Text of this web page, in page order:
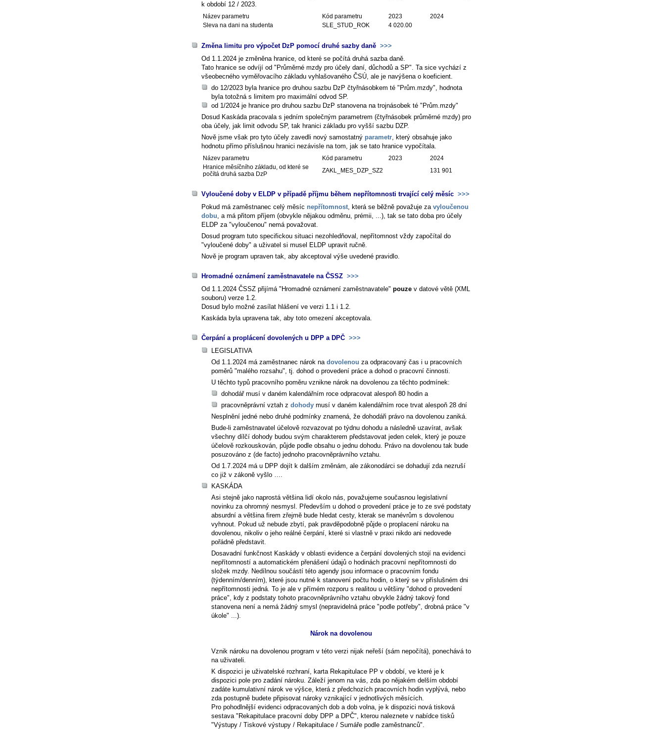
k období 12 / 2023.
Název parametru Kód parametru 2023
2024
Sleva na dani na studenta
SLE_STUD_ROK 4 020.00
Změna limitu pro výpočet DzP pomocí druhé sazby daně >>>
Od 1.1.2024 je změněna hranice, od které se počítá druhá sazba daně.
Tato hranice se odvíjí od "Průměrné mzdy pro účely daní, důchodů a SP". Ta sice vychází z
všeobecného vyměřovacího základu vyhlašovaného ČSÚ, ale je navýšena o koeficient.
do 12/2023 byla hranice pro druhou sazbu DzP čtyřnásobkem té "Prům.mzdy", hodnota
byla totožná s limitem pro maximální odvod SP.
od 1/2024 je hranice pro druhou sazbu DzP stanovena na trojnásobek té "Prům.mzdy"
Dosud Kaskáda pracovala s jedním společným parametrem (čtyřnásobek průměrné mzdy) pro
oba účely, jak limit odvodu SP, tak hranici základu pro vyšší sazbu DZP.
Nově jsme však pro tyto účely zavedli nový samostatný parametr , který obsahuje jako
hodnotu přímo příslušnou hranici nezávisle na tom, jak se tato hranice vypočítala.
Název parametru Kód parametru 2023
2024
Hranice měsíčního základu, od které se
počítá druhá sazba DzP
ZAKL_MES_DZP_SZ2 131 901
Vyloučené doby v ELDP v případě příjmu během nepřítomnosti trvající celý měsíc >>>
Pokud má zaměstnanec celý měsíc nepřítomnost , která se běžně považuje za vyloučenou
dobu , a má přitom příjem (obvykle nějakou odměnu, prémii, ...), tak se tato doba pro účely
ELDP za "vyloučenou" nemá považovat.
Dosud program tuto specifickou situaci nezohledňoval, nepřítomnost vždy započítal do
"vyloučené doby" a uživatel si musel ELDP upravit ručně.
Nově je program upraven tak, aby akceptoval výše uvedené pravidlo.
Hromadné oznámení zaměstnavatele na ČSSZ >>>
Od 1.1.2024 ČSSZ přijímá "Hromadné oznámení zaměstnavatele" pouze v datové větě (XML
souboru) verze 1.2.
Dosud bylo možné zasílat hlášení ve verzi 1.1 i 1.2.
Kaskáda byla upravena tak, aby toto omezení akceptovala.
Čerpání a proplácení dovolených u DPP a DPČ >>>
LEGISLATIVA
Od 1.1.2024 má zaměstnanec nárok na dovolenou za odpracovaný čas i u pracovních
poměrů "malého rozsahu", tj. dohod o provedení práce a dohod o pracovní činnosti.
U těchto typů pracovního poměru vznikne nárok na dovolenou za těchto podmínek:
dohodář musí v daném kalendářním roce odpracovat alespoň 80 hodin a
pracovněprávní vztah z dohody musí v daném kalendářním roce trvat alespoň 28 dní
Nesplnění jedné nebo druhé podmínky znamená, že dohodáři právo na dovolenou zaniká.
Bude-li zaměstnavatel účelově rozvazovat po týdnu dohodu a následně uzavírat, avšak
všechny dílčí dohody budou svým charakterem představovat jeden celek, který je pouze
účelově rozkouskován, půjde podle obsahu o jednu dohodu. Právo na dovolenou tak bude
posuzováno z (de facto) jednoho pracovněprávního vztahu.
Od 1.7.2024 má u DPP dojít k dalším změnám, ale zákonodárci se dohadují zda nezruší
co již v zákoně vyšlo ….
KASKÁDA
Asi stejně jako naprostá většina lidí okolo nás, považujeme současnou legislativní
novinku za ohromný nesmysl. Především u dohod o provedení práce je to ze své podstaty
absurdní a většina firem zřejmě bude hledat cesty, kterak se manévrům s dovolenou
vyhnout. Pokud už nebude zbytí, pak pravděpodobně půjde o proplacení nároku na
dovolenou, nikoliv o jeho reálné čerpání, které si vlastně v praxi nikdo ani nedovede
pořádně představit.
Dosavadní funkčnost Kaskády v oblasti evidence a čerpání dovolených stojí na evidenci
nepřítomností a automatickém přenášení údajů o hodinách pracovní nepřítomnosti do
složek mzdy. Nedílnou součástí této agendy jsou informace o pracovním fondu
(týdenním/denním), které jsou nutné k stanovení počtu hodin, o který se v příslušném dni
nepřítomnosti jedná. To je ale v přímém rozporu s realitou u většiny "dohod o provedení
práce", kdy z podstaty tohoto pracovněprávního vztahu obvykle žádný takový fond
stanovena není a nemá žádný smysl (nepravidelná práce "podle potřeby", drobná práce "v
úkole" ...).
Nárok na dovolenou
Vznik nároku na dovolenou program v této verzi nijak neřeší (sám nepočítá), ponechává to
na uživateli.
K dispozici je uživatelské rozhraní, karta Rekapitulace PP v období , ve které je k
dispozici pole pro zadání nároku. Záleží jenom na vás, zda po nějakém delším období
zadáte kumulativní nárok ve výšce, která z předchozích pracovních hodin vyplývá, nebo
zda postupně budete připisovat nároky vznikající v jednotlivých měsících.
Pro pohodlnější evidenci odpracovaných dob a dob volna, je k dispozici nová tisková
sestava "Rekapitulace pracovní doby DPP a DPČ", kterou naleznete v nabídce tisků
"Výstupy / Tiskové výstupy / Rekapitulace / Sumáře podle zaměstnanců".